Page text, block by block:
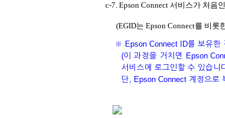
c-7. Epson Connect 서비스가 처음
(EGID는 Epson Connect를 비롯
※ Epson Connect ID를 보유한
(이 과정을 거치면 Epson
서비스에 로그인할 수 있습니
단, Epson Connect 계정으로